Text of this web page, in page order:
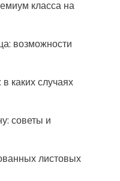
класса на
возможности
каких случаях
советы и
листовых